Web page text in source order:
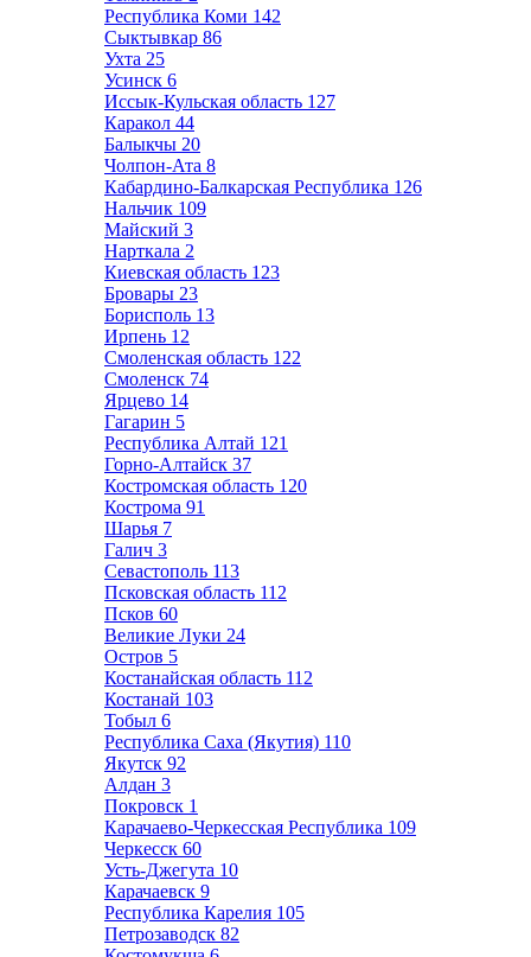
Республика Коми 142
Сыктывкар 86
Ухта 25
Усинск 6
Иссык-Кульская область 127
Каракол 44
Балыкчы 20
Чолпон-Ата 8
Кабардино-Балкарская Республика 126
Нальчик 109
Майский 3
Нарткала 2
Киевская область 123
Бровары 23
Борисполь 13
Ирпень 12
Смоленская область 122
Смоленск 74
Ярцево 14
Гагарин 5
Республика Алтай 121
Горно-Алтайск 37
Костромская область 120
Кострома 91
Шарья 7
Галич 3
Севастополь 113
Псковская область 112
Псков 60
Великие Луки 24
Остров 5
Костанайская область 112
Костанай 103
Тобыл 6
Республика Саха (Якутия) 110
Якутск 92
Алдан 3
Покровск 1
Карачаево-Черкесская Республика 109
Черкесск 60
Усть-Джегута 10
Карачаевск 9
Республика Карелия 105
Петрозаводск 82